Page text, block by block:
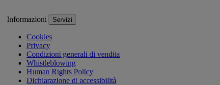
Informazioni Servizi
Cookies
Privacy
Condizioni generali di vendita
Whistleblowing
Human Rights Policy
Dichiarazione di accessibilità